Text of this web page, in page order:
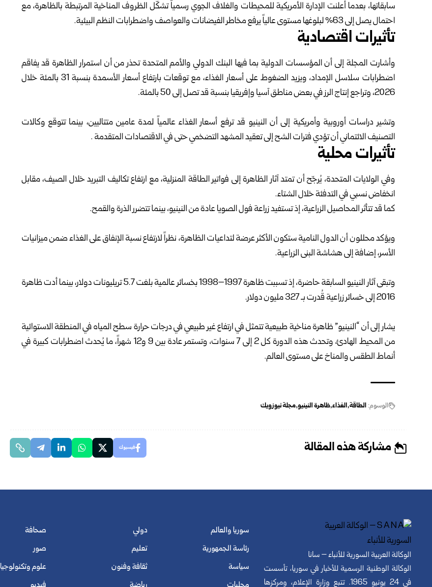
سابقاتها، بعدما أعلنت الإدارة ‏الأمريكية للمحيطات والغلاف الجوي رسمياً تشكّل ‏الظروف المناخية المرتبطة بالظاهرة، مع
احتمال يصل ‏إلى 63% لبلوغها مستوى عالياً يرفع مخاطر الفيضانات ‏والعواصف واضطرابات النظم البيئية‎.‎
تأثيرات اقتصادية
وأشارت المجلة إلى أن المؤسسات الدولية بما فيها البنك ‏الدولي والأمم المتحدة تحذر من أن استمرار الظاهرة قد ‏يفاقم
اضطرابات سلاسل الإمداد، ويزيد الضغوط على ‏أسعار الغذاء، مع توقعات بارتفاع أسعار الأسمدة بنسبة ‌31 بالمئة خلال
2026، وتراجع إنتاج الرز في بعض ‏مناطق آسيا وإفريقيا بنسبة قد تصل إلى 50 بالمئة.
وتشير دراسات أوروبية وأمريكية إلى أن النينيو قد ترفع ‏أسعار الغذاء عالمياً لمدة عامين متتاليين، بينما تتوقع ‏وكالات
التصنيف الائتماني أن تؤدي فترات الشح إلى ‏تعقيد المشهد التضخمي حتى في الاقتصادات المتقدمة‎.‎‎ ‎
تأثيرات محلية
وفي الولايات المتحدة، يُرجّح أن تمتد آثار الظاهرة إلى ‏فواتير الطاقة المنزلية، مع ارتفاع تكاليف التبريد خلال ‏الصيف، مقابل
انخفاض نسبي في التدفئة خلال الشتاء‎.‎
كما قد تتأثر المحاصيل الزراعية، إذ تستفيد زراعة فول ‏الصويا عادة من النينيو، بينما تتضرر الذرة والقمح‎.‎
ويؤكد محللون أن الدول النامية ستكون الأكثر عرضة ‏لتداعيات الظاهرة، نظراً لارتفاع نسبة الإنفاق على الغذاء ‏ضمن ميزانيات
الأسر، إضافة إلى هشاشة البنى ‏الزراعية‎.‎
وتبقى آثار النينيو السابقة حاضرة، إذ تسببت ظاهرة ‌‏1997–1998 بخسائر عالمية بلغت 5.7 تريليونات ‏دولار، بينما أدت ظاهرة
2016 إلى خسائر زراعية ‏قُدرت بـ 327 مليون دولار‎.‎
يشار إلى أن “النينيو” ظاهرة مناخية طبيعية تتمثل في ‏ارتفاع غير طبيعي في درجات حرارة سطح المياه في ‏المنطقة الاستوائية
من المحيط الهادئ، وتحدث هذه الدورة كل 2 إلى 7 سنوات، وتستمر عادة ‏بين 9 و12 شهراً، ما يُحدث اضطرابات كبيرة في
أنماط ‏الطقس والمناخ على مستوى العالم‎.‎
الوسوم: الطاقة الغذاء ظاهرة النينيو مجلة نيوزويك
مشاركة هذه المقالة فيسبوك
الوكالة العربية السورية للأنباء – سانا
الوكالة الوطنية الرسمية للأخبار في سوريا، تأسست
في 24 يونيو 1965. تتبع وزارة الإعلام، ومركزها
سوريا والعالم
رئاسة الجمهورية
سياسة
دولي
تعليم
ثقافة وفنون
صحافة
صور
علوم وتكنولوجيا